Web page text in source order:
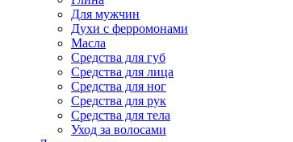
Для мужчин
Духи с ферромонами
Масла
Средства для губ
Средства для лица
Средства для ног
Средства для рук
Средства для тела
Уход за волосами